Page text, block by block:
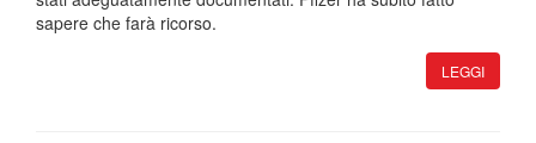
sapere che farà ricorso.
LEGGI